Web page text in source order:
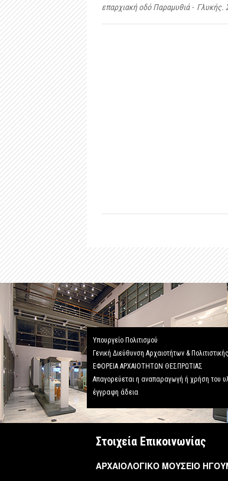
επαρχιακή οδό Παραμυθιά - Γλυκής.
Υπουργείο Πολιτισμού
Γενική Διεύθυνση Αρχαιοτήτων &
ΕΦΟΡΕΙΑ ΑΡΧΑΙΟΤΗΤΩΝ ΘΕΣΠΡΩΤΙΑΣ
Απαγορεύεται η αναπαραγωγή ή χρήση του
έγγραφη άδεια
Στοιχεία Επικοινωνίας
ΑΡΧΑΙΟΛΟΓΙΚΟ ΜΟΥΣΕΙΟ